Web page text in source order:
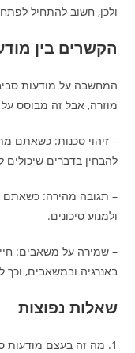
ולכן, חשוב להתחיל
הקשרים בין
המחשבה על מודעות
מוזרה, אבל זה מבוסס
– זיהוי סכנות: כשאתם
להבחין בדברים
– תגובה מהירה: כשאתם
ולמנוע סיכונים.
– שמירה על משאבים:
באנרגיה ובמשאבים,
שאלות נפוצות
1. מה זה בעצם מודעות סביבתית?